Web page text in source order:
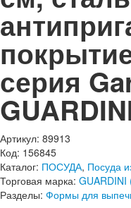
серия
Артикул: 89913
Код: 156845
Каталог: ПОСУДА, Посуда
Торговая марка: GUARDINI
Разделы: Формы для